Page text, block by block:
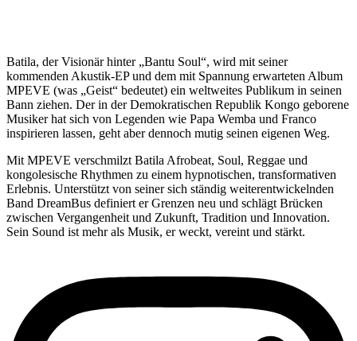
Batila, der Visionär hinter „Bantu Soul“, wird mit seiner
kommenden Akustik-EP und dem mit Spannung erwarteten Album
MPEVE (was „Geist“ bedeutet) ein weltweites Publikum in seinen
Bann ziehen. Der in der Demokratischen Republik Kongo geborene
Musiker hat sich von Legenden wie Papa Wemba und Franco
inspirieren lassen, geht aber dennoch mutig seinen eigenen Weg.
Mit MPEVE verschmilzt Batila Afrobeat, Soul, Reggae und
kongolesische Rhythmen zu einem hypnotischen, transformativen
Erlebnis. Unterstützt von seiner sich ständig weiterentwickelnden
Band DreamBus definiert er Grenzen neu und schlägt Brücken
zwischen Vergangenheit und Zukunft, Tradition und Innovation.
Sein Sound ist mehr als Musik, er weckt, vereint und stärkt.